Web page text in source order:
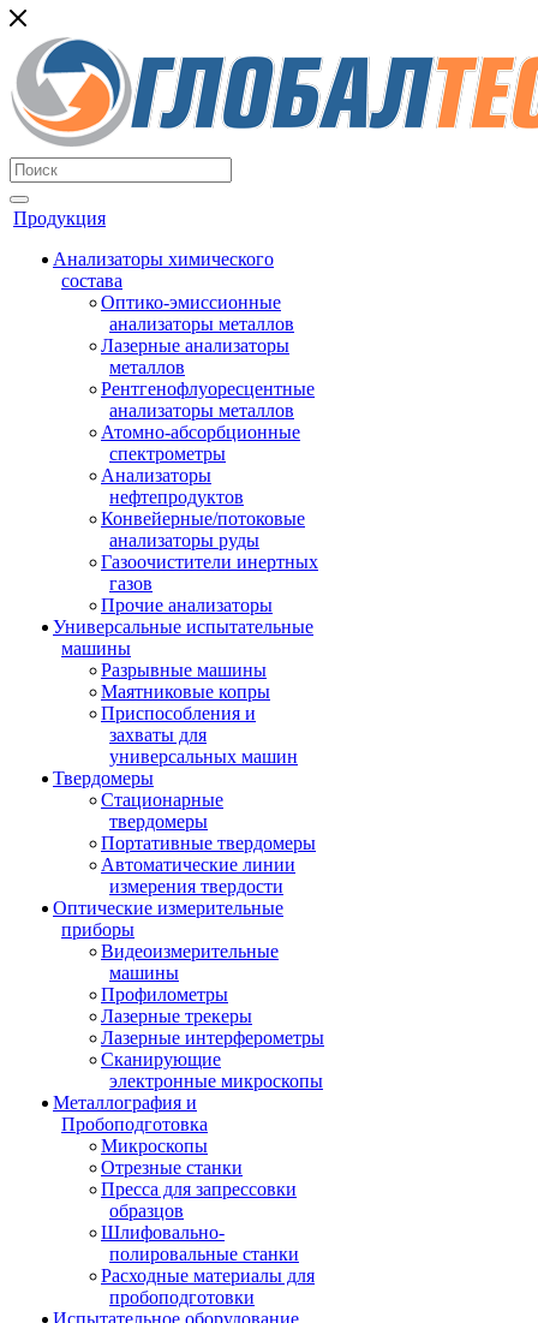
Продукция
Анализаторы химического
состава
Оптико-эмиссионные
анализаторы металлов
Лазерные анализаторы
металлов
Рентгенофлуоресцентные
анализаторы металлов
Атомно-абсорбционные
спектрометры
Анализаторы
нефтепродуктов
Конвейерные/потоковые
анализаторы руды
Газоочистители инертных
газов
Прочие анализаторы
Универсальные испытательные
машины
Разрывные машины
Маятниковые копры
Приспособления и
захваты для
универсальных машин
Твердомеры
Стационарные
твердомеры
Портативные твердомеры
Автоматические линии
измерения твердости
Оптические измерительные
приборы
Видеоизмерительные
машины
Профилометры
Лазерные трекеры
Лазерные интерферометры
Сканирующие
электронные микроскопы
Металлография и
Пробоподготовка
Микроскопы
Отрезные станки
Пресса для запрессовки
образцов
Шлифовально-
полировальные станки
Расходные материалы для
пробоподготовки
Испытательное оборудование